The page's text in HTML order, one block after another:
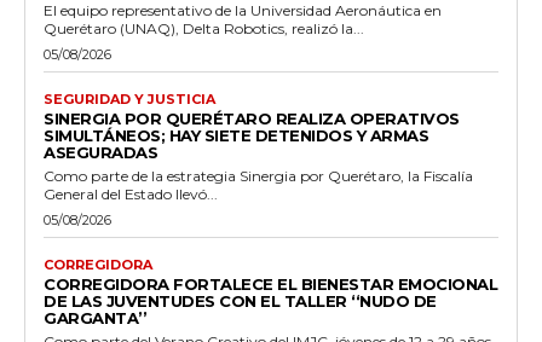
El equipo representativo de la Universidad Aeronáutica en
Querétaro (UNAQ), Delta Robotics, realizó la...
05/08/2026
SEGURIDAD Y JUSTICIA
SINERGIA POR QUERÉTARO REALIZA OPERATIVOS
SIMULTÁNEOS; HAY SIETE DETENIDOS Y ARMAS
ASEGURADAS
Como parte de la estrategia Sinergia por Querétaro, la Fiscalía
General del Estado llevó...
05/08/2026
CORREGIDORA
CORREGIDORA FORTALECE EL BIENESTAR EMOCIONAL
DE LAS JUVENTUDES CON EL TALLER ‘‘NUDO DE
GARGANTA’’